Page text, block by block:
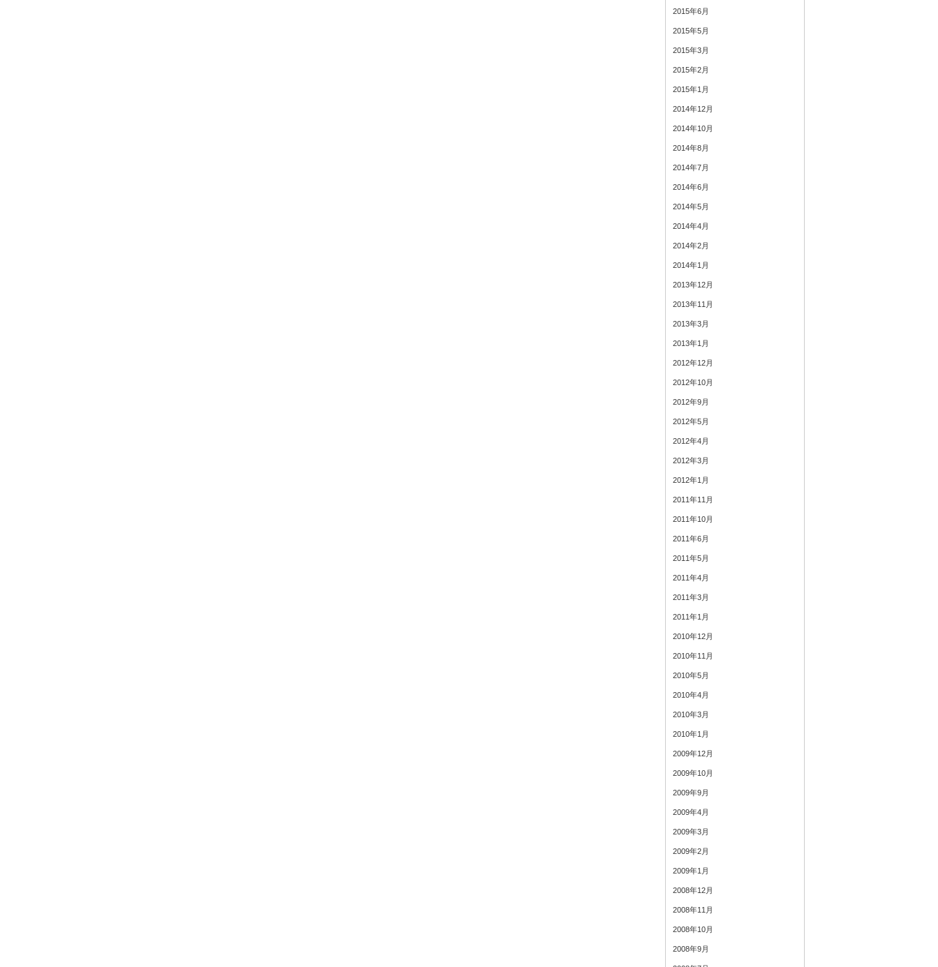
2015年6月
2015年5月
2015年3月
2015年2月
2015年1月
2014年12月
2014年10月
2014年8月
2014年7月
2014年6月
2014年5月
2014年4月
2014年2月
2014年1月
2013年12月
2013年11月
2013年3月
2013年1月
2012年12月
2012年10月
2012年9月
2012年5月
2012年4月
2012年3月
2012年1月
2011年11月
2011年10月
2011年6月
2011年5月
2011年4月
2011年3月
2011年1月
2010年12月
2010年11月
2010年5月
2010年4月
2010年3月
2010年1月
2009年12月
2009年10月
2009年9月
2009年4月
2009年3月
2009年2月
2009年1月
2008年12月
2008年11月
2008年10月
2008年9月